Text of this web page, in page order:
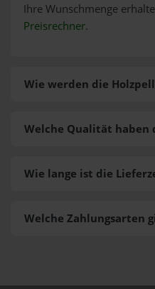
Ihre Wunschmenge
Preisrechner.
Wie werden die
Welche Zahlungsarten
Welche Qualität haben
Wie lange ist die